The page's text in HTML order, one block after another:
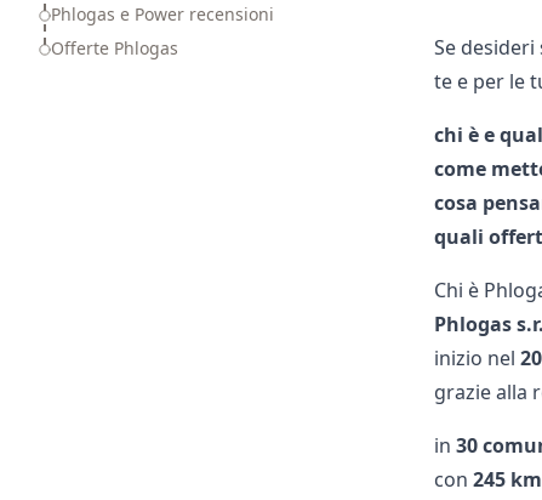
Phlogas e Power recensioni
Offerte Phlogas
Se desideri
te e per le
chi è e
come
cosa
quali
Chi è
Phlogas
inizio nel
grazie alla
in 30
con 245